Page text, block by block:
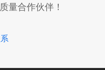
量合作伙伴！